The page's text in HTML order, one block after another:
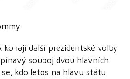
konají další prezidentské volby
souboj dvou hlavních
kdo letos na hlavu státu